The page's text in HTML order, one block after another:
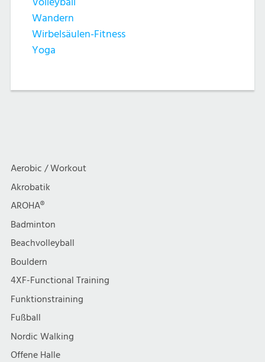
Wandern
Wirbelsäulen-Fitness
Yoga
Aerobic / Workout
Akrobatik
AROHA®
Badminton
Beachvolleyball
Bouldern
4XF-Functional Training
Funktionstraining
Fußball
Nordic Walking
Offene Halle